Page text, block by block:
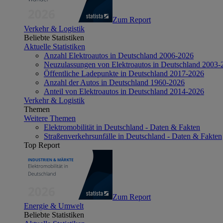
Zum Report
Verkehr & Logistik
Beliebte Statistiken
Aktuelle Statistiken
Anzahl Elektroautos in Deutschland 2006-2026
Neuzulassungen von Elektroautos in Deutschland 2003-
Öffentliche Ladepunkte in Deutschland 2017-2026
Anzahl der Autos in Deutschland 1960-2026
Anteil von Elektroautos in Deutschland 2014-2026
Verkehr & Logistik
Themen
Weitere Themen
Elektromobilität in Deutschland - Daten & Fakten
Straßenverkehrsunfälle in Deutschland - Daten & Fakten
Top Report
Zum Report
Energie & Umwelt
Beliebte Statistiken